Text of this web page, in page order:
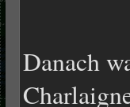
Danach